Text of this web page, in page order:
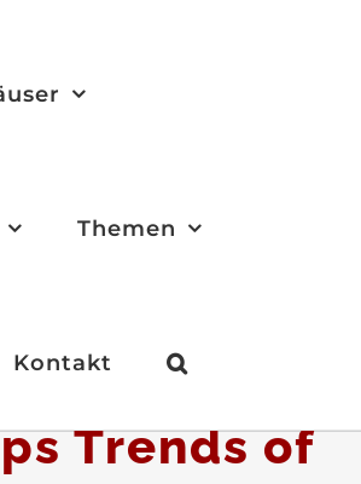
Themen
Kontakt
Trends of